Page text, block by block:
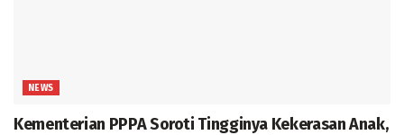
NEWS
Kementerian PPPA Soroti Tingginya Kekerasan Anak,